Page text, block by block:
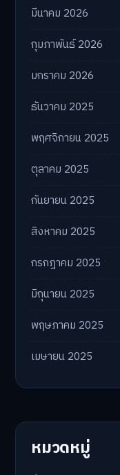
มีนาคม 2026
กุมภาพันธ์ 2026
มกราคม 2026
ธันวาคม 2025
พฤศจิกายน 2025
ตุลาคม 2025
กันยายน 2025
สิงหาคม 2025
กรกฎาคม 2025
มิถุนายน 2025
พฤษภาคม 2025
เมษายน 2025
หมวดหมู่